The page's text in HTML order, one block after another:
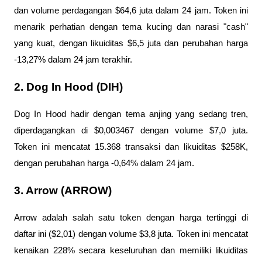
dan volume perdagangan $64,6 juta dalam 24 jam. Token ini
menarik perhatian dengan tema kucing dan narasi "cash"
yang kuat, dengan likuiditas $6,5 juta dan perubahan harga
-13,27% dalam 24 jam terakhir.
2. Dog In Hood (DIH)
Dog In Hood hadir dengan tema anjing yang sedang tren,
diperdagangkan di $0,003467 dengan volume $7,0 juta.
Token ini mencatat 15.368 transaksi dan likuiditas $258K,
dengan perubahan harga -0,64% dalam 24 jam.
3. Arrow (ARROW)
Arrow adalah salah satu token dengan harga tertinggi di
daftar ini ($2,01) dengan volume $3,8 juta. Token ini mencatat
kenaikan 228% secara keseluruhan dan memiliki likuiditas